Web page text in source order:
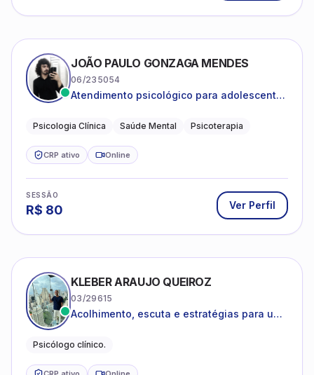
JOÃO PAULO GONZAGA MENDES
06/235054
Atendimento psicológico para adolescentes
depressão e autoestima.
Psicologia Clínica Saúde Mental Psicoterapia
CRP ativo Online
SESSÃO
R$ 80 Ver Perfil
KLEBER ARAUJO QUEIROZ
03/29615
Acolhimento, escuta e estratégias para uma
Psicólogo clínico.